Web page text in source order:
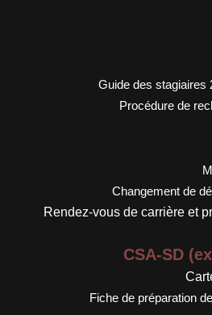
Guide des stagiaires
Procédure de
Changement de
Rendez-vous de carrière et
CSA-SD
Fiche de préparation